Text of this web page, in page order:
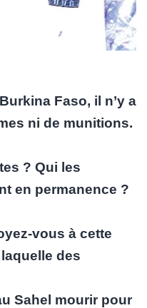
Faso, il n’y a
ni de munitions.
? Qui les
en permanence ?
vous à cette
des
Sahel mourir pour